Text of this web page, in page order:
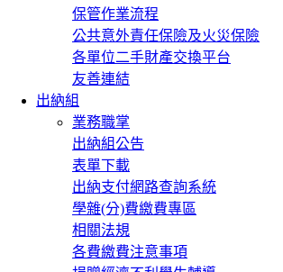
保管作業流程
公共意外責任保險及火災保險
各單位二手財產交換平台
友善連結
出納組
業務職掌
出納組公告
表單下載
出納支付網路查詢系統
學雜(分)費繳費專區
相關法規
各費繳費注意事項